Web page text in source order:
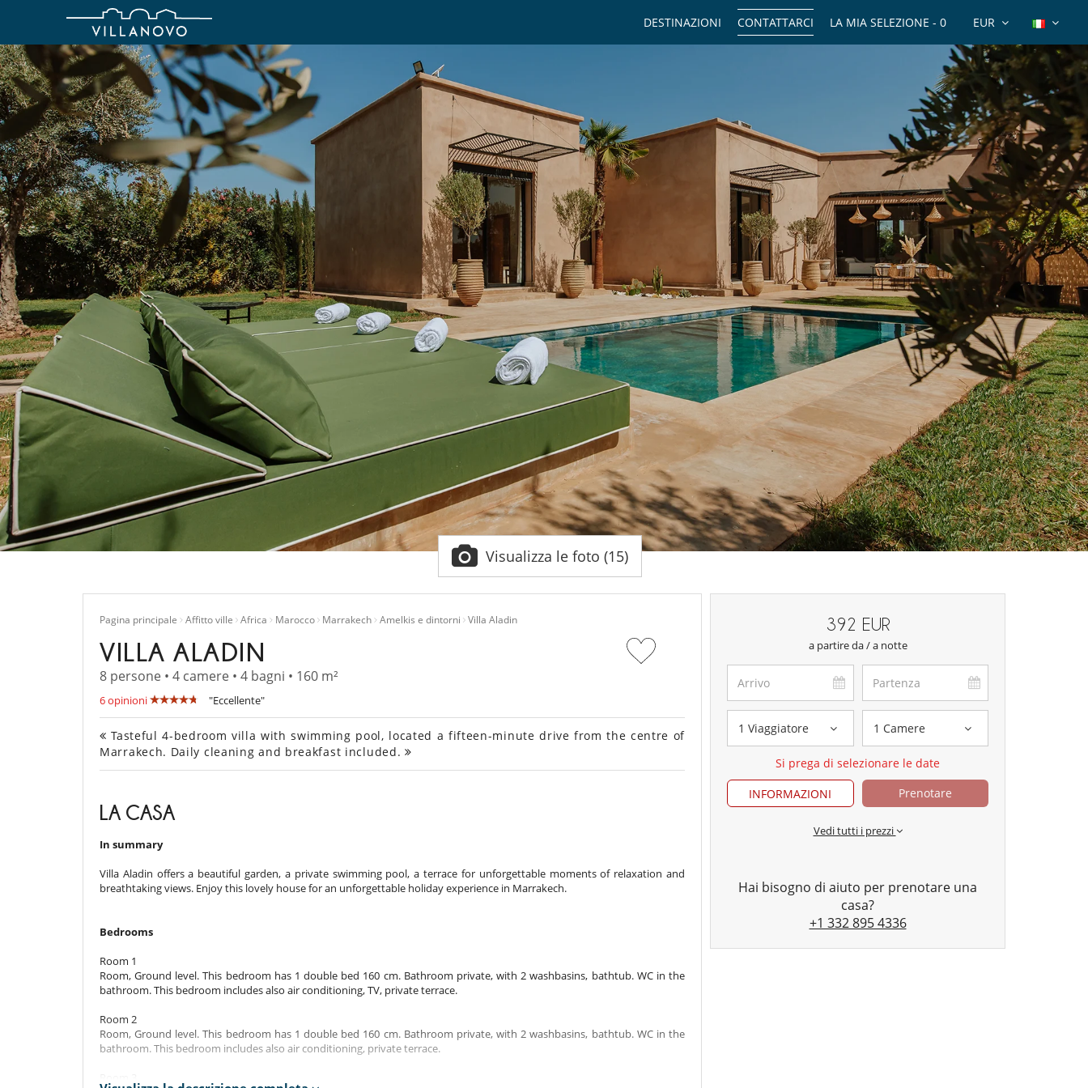
EUR
LA MIA SELEZIONE - 0
CONTATTARCI
DESTINAZIONI
Visualizza le foto (15)
Pagina principale Affitto ville Africa Marocco Marrakech Amelkis e dintorni Villa Aladin
VILLA ALADIN
8 persone • 4 camere • 4 bagni • 160 m²
6 opinioni "Eccellente"
Tasteful 4-bedroom villa with swimming pool, located a fifteen-minute drive from the centre of
Marrakech. Daily cleaning and breakfast included.
LA CASA
In summary
Villa Aladin offers a beautiful garden, a private swimming pool, a terrace for unforgettable moments of relaxation and
breathtaking views. Enjoy this lovely house for an unforgettable holiday experience in Marrakech.
Bedrooms
Room 1
Room, Ground level. This bedroom has 1 double bed 160 cm. Bathroom private, with 2 washbasins, bathtub. WC in the
bathroom. This bedroom includes also air conditioning, TV, private terrace.
Room 2
Room, Ground level. This bedroom has 1 double bed 160 cm. Bathroom private, with 2 washbasins, bathtub. WC in the
bathroom. This bedroom includes also air conditioning, private terrace.
392 EUR
a partire da / a notte
1 Viaggiatore 1 Camere
Si prega di selezionare le date
INFORMAZIONI
Prenotare
Vedi tutti i prezzi
Hai bisogno di aiuto per prenotare una
casa?
+1 332 895 4336